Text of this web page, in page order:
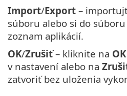
Import/Export –
súboru alebo si do
zoznam aplikácií.
OK/Zrušiť– kliknite na OK
v nastavení alebo na
zatvoriť bez uloženia